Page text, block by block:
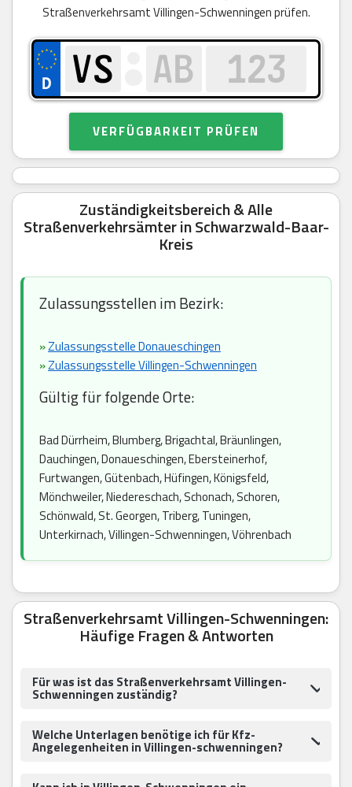
Straßenverkehrsamt Villingen-Schwenningen prüfen.
VERFÜGBARKEIT PRÜFEN
Zuständigkeitsbereich & Alle
Straßenverkehrsämter in Schwarzwald-Baar-
Kreis
Zulassungsstellen im Bezirk:
»Zulassungsstelle Donaueschingen
»Zulassungsstelle Villingen-Schwenningen
Gültig für folgende Orte:
Bad Dürrheim, Blumberg, Brigachtal, Bräunlingen,
Dauchingen, Donaueschingen, Ebersteinerhof,
Furtwangen, Gütenbach, Hüfingen, Königsfeld,
Mönchweiler, Niedereschach, Schonach, Schoren,
Schönwald, St. Georgen, Triberg, Tuningen,
Unterkirnach, Villingen-Schwenningen, Vöhrenbach
Straßenverkehrsamt Villingen-Schwenningen:
Häufige Fragen & Antworten
Für was ist das Straßenverkehrsamt Villingen-
Schwenningen zuständig?
Welche Unterlagen benötige ich für Kfz-
Angelegenheiten in Villingen-schwenningen?